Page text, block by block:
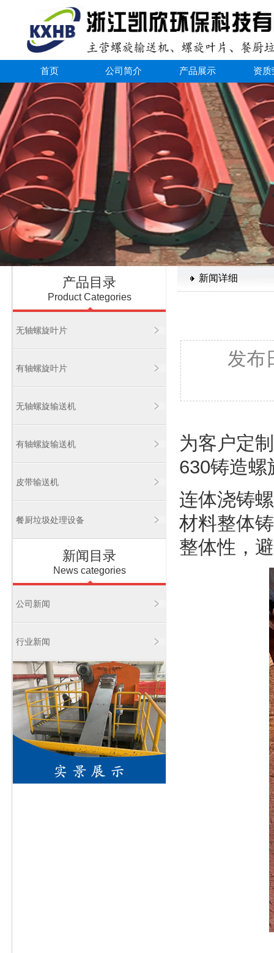
首页 公司简介 产品展示 资质
产品目录
Product Categories
无轴螺旋叶片
有轴螺旋叶片
无轴螺旋输送机
有轴螺旋输送机
皮带输送机
餐厨垃圾处理设备
新闻目录
News categories
公司新闻
行业新闻
新闻详细
发布
为客户定
630铸造螺
连体浇铸
材料整体
整体性，